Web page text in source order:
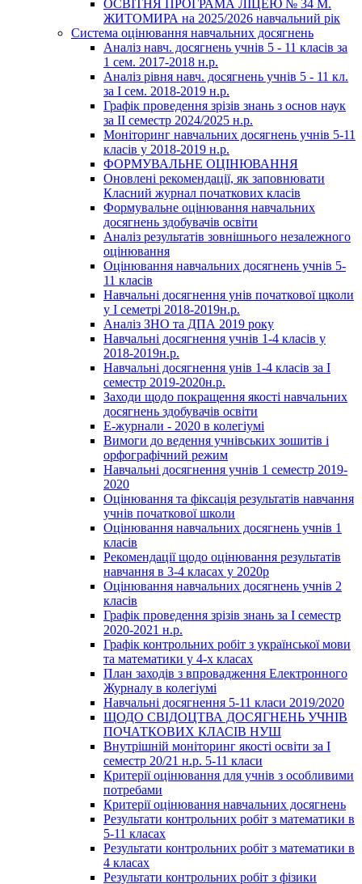
ОСВІТНЯ ПРОГРАМА ЛІЦЕЮ № 34 М.
ЖИТОМИРА на 2025/2026 навчальний рік
Система оцінювання навчальних досягнень
Аналіз навч. досягнень учнів 5 - 11 класів за
1 сем. 2017-2018 н.р.
Аналіз рівня навч. досягнень учнів 5 - 11 кл.
за І сем. 2018-2019 н.р.
Графік проведення зрізів знань з основ наук
за ІІ семестр 2024/2025 н.р.
Моніторинг навчальних досягнень учнів 5-11
класів у 2018-2019 н.р.
ФОРМУВАЛЬНЕ ОЦІНЮВАННЯ
Оновлені рекомендації, як заповнювати
Класний журнал початкових класів
Формувальне оцінювання навчальних
досягнень здобувачів освіти
Аналіз результатів зовнішнього незалежного
оцінювання
Оцінювання навчальних досягнень учнів 5-
11 класів
Навчальні досягнення унів початкової щколи
у І семетрі 2018-2019н.р.
Аналіз ЗНО та ДПА 2019 року
Навчальні досягнення учнів 1-4 класів у
2018-2019н.р.
Навчальні досягнення унів 1-4 класів за І
семестр 2019-2020н.р.
Заходи щодо покращення якості навчальних
досягнень здобувачів освіти
Е-журнали - 2020 в колегіумі
Вимоги до ведення учнівських зошитів і
орфографічний режим
Навчальні досягнення учнів 1 семестр 2019-
2020
Оцінювання та фіксація результатів навчання
учнів початкової школи
Оцінювання навчальних досягнень учнів 1
класів
Рекомендації щодо оцінювання результатів
навчання в 3-4 класах у 2020р
Оцінювання навчальних досягнень учнів 2
класів
Графік проведення зрізів знань за І семестр
2020-2021 н.р.
Графік контрольних робіт з української мови
та математики у 4-х класах
План заходів з впровадження Електронного
Журналу в колегіумі
Навчальні досягнення 5-11 класи 2019/2020
ЩОДО СВІДОЦТВА ДОСЯГНЕНЬ УЧНІВ
ПОЧАТКОВИХ КЛАСІВ НУШ
Внутрішній моніторинг якості освіти за І
семестр 20/21 н.р. 5-11 класи
Критерії оцінювання для учнів з особливими
потребами
Критерії оцінювання навчальних досягнень
Результати контрольних робіт з математики в
5-11 класах
Результати контрольних робіт з математики в
4 класах
Результати контрольних робіт з фізики